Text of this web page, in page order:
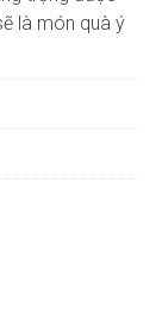
là món quà ý